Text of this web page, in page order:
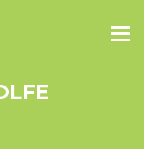
Menu